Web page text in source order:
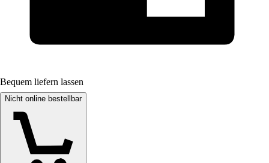
Bequem liefern lassen
Nicht online bestellbar